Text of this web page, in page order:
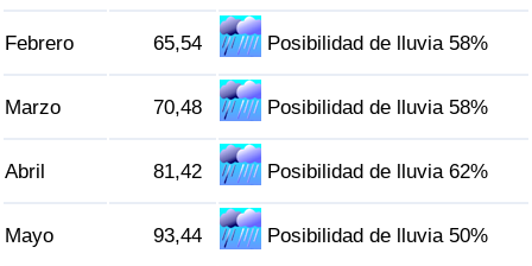
Febrero 65,54 Posibilidad de lluvia 58%
Marzo 70,48 Posibilidad de lluvia 58%
Abril 81,42 Posibilidad de lluvia 62%
Mayo 93,44 Posibilidad de lluvia 50%
Índice de Contaminación (Actual)